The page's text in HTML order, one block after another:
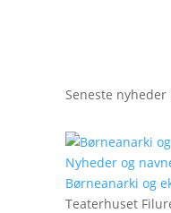
Seneste nyheder
Nyheder og
Børneanarki og
Teaterhuset